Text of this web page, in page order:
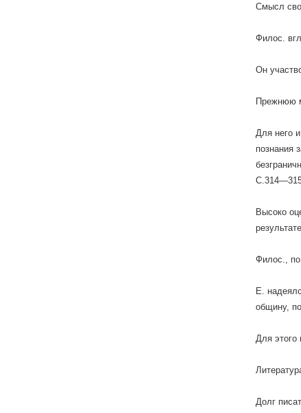
Смысл
Филос.
Он
Прежнюю
Для него
познания
Высоко
Филос., по
Е.
общину,
Для этого
Долг